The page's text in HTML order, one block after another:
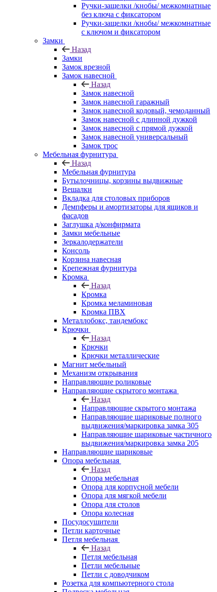
Ручки-защелки /кнобы/ межкомнатные
без ключа с фиксатором
Ручки-защелки /кнобы/ межкомнатные
с ключом и фиксатором
Замки
Назад
Замки
Замок врезной
Замок навесной
Назад
Замок навесной
Замок навесной гаражный
Замок навесной кодовый, чемоданный
Замок навесной с длинной дужкой
Замок навесной с прямой дужкой
Замок навесной универсальный
Замок трос
Мебельная фурнитура
Назад
Мебельная фурнитура
Бутылочницы, корзины выдвижные
Вешалки
Вкладка для столовых приборов
Демпферы и амортизаторы для ящиков и
фасадов
Заглушка д/конфирмата
Замки мебельные
Зеркалодержатели
Консоль
Корзина навесная
Крепежная фурнитура
Кромка
Назад
Кромка
Кромка меламиновая
Кромка ПВХ
Металлобокс, тандембокс
Крючки
Назад
Крючки
Крючки металлические
Магнит мебельный
Механизм открывания
Направляющие роликовые
Направляющие скрытого монтажа
Назад
Направляющие скрытого монтажа
Направляющие шариковые полного
выдвижения/маркировка замка 305
Направляющие шариковые частичного
выдвижения/маркировка замка 205
Направляющие шариковые
Опора мебельная
Назад
Опора мебельная
Опора для корпусной мебели
Опора для мягкой мебели
Опора для столов
Опора колесная
Посудосушители
Петли карточные
Петля мебельная
Назад
Петля мебельная
Петли мебельные
Петли с доводчиком
Розетка для компьютерного стола